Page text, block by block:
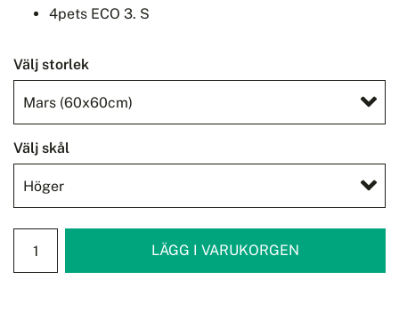
4pets ECO 3. S
Välj storlek
Välj skål